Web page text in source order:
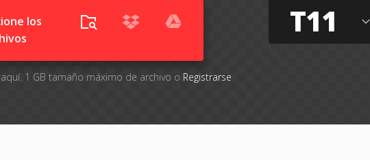
los
1 GB tamaño máximo de archivo o Registrarse
T11